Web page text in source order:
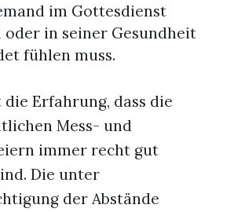
im Gottesdienst
oder in seiner Gesundheit
fühlen muss.
Erfahrung, dass die
Mess- und
immer recht gut
Die unter
der Abstände